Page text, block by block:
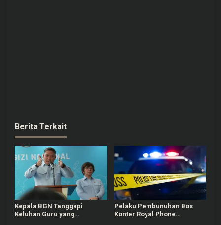
Berita Terkait
Kepala BGN Tanggapi
Keluhan Guru yang
Pelaku Pembunuhan Bos
Konter Royal Phone